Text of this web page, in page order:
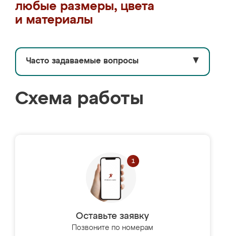
любые размеры, цвета
и материалы
Часто задаваемые вопросы ▼
Схема работы
Оставьте заявку
Позвоните по номерам